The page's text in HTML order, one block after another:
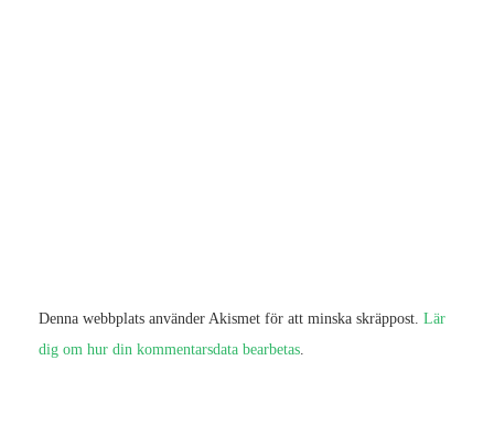
Denna webbplats använder Akismet för att minska skräppost. Lär
dig om hur din kommentarsdata bearbetas.